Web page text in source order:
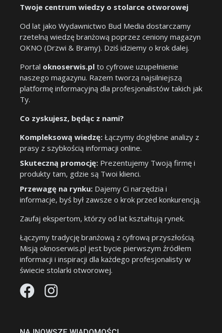
Twoje centrum wiedzy o stolarce otworowej
Od lat jako Wydawnictwo Bud Media dostarczamy
rzetelną wiedzę branżową poprzez ceniony magazyn
OKNO (Drzwi & Bramy). Dziś idziemy o krok dalej.
Portal oknoserwis.pl to cyfrowe uzupełnienie
naszego magazynu. Razem tworzą najsilniejszą
platformę informacyjną dla profesjonalistów takich jak
Ty.
Co zyskujesz, będąc z nami?
Kompleksową wiedzę: Łączymy dogłębne analizy z
prasy z szybkością informacji online.
Skuteczną promocję: Prezentujemy Twoją firmę i
produkty tam, gdzie są Twoi klienci.
Przewagę na rynku: Dajemy Ci narzędzia i
informacje, byś był zawsze o krok przed konkurencją.
Zaufaj ekspertom, którzy od lat kształtują rynek.
Łączymy tradycję branżową z cyfrową przyszłością.
Misją oknoserwis.pl jest bycie pierwszym źródłem
informacji i inspiracji dla każdego profesjonalisty w
świecie stolarki otworowej.